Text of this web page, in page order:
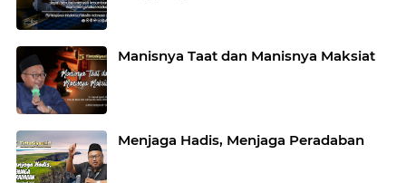
Manisnya Taat dan Manisnya Maksiat
Menjaga Hadis, Menjaga Peradaban